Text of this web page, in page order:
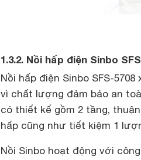
1.3.2. Nồi hấp điện Sinbo
Nồi hấp điện Sinbo SFS-
vì chất lượng đảm bảo an
có thiết kế gồm 2 tầng,
hấp cũng như tiết kiệm 1
Nồi Sinbo hoạt động với